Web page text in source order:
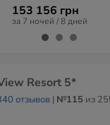
153 156 грн
за 7 ночей / 8 дней
Resort 5*
отзывов | №115 из